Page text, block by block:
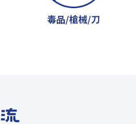
毒品/槍械/刀